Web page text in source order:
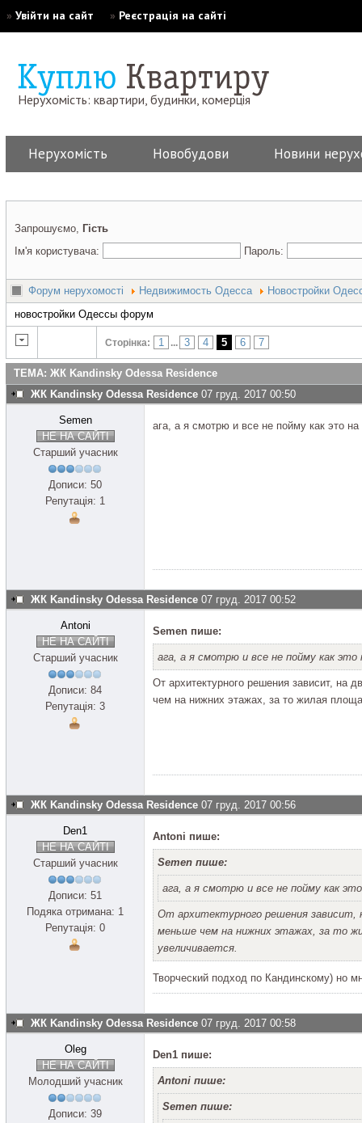
» Увійти на сайт » Реєстрація на сайті
Нерухомість: квартири, будинки, комерція
Нерухомість Новобудови Новини
Запрошуємо, Гість
Ім'я користувача:
Пароль:
Форум нерухомості Недвижимость Одесса
Новостройки
новостройки Одессы форум
Сторінка: 1 ... 3 4 5 6 7
ТЕМА: ЖК Kandinsky Odessa Residence
ЖК Kandinsky Odessa Residence 07 груд. 2017 00:50
Semen
НЕ НА САЙТІ
Старший учасник
Дописи: 50
Репутація: 1
ага, а я смотрю и все не пойму как это
ЖК Kandinsky Odessa Residence 07 груд. 2017 00:52
Antoni
НЕ НА САЙТІ
Старший учасник
Дописи: 84
Репутація: 3
Semen пише:
ага, а я смотрю и все не пойму как
От архитектурного решения зависит, на
чем на нижних этажах, за то жилая
ЖК Kandinsky Odessa Residence 07 груд. 2017 00:56
Den1
НЕ НА САЙТІ
Старший учасник
Дописи: 51
Подяка отримана: 1
Репутація: 0
Antoni пише:
Semen пише:
ага, а я смотрю и все не пойму как
От архитектурного решения
меньше чем на нижних этажах, за то
увеличивается.
Творческий подход по Кандинскому) но
ЖК Kandinsky Odessa Residence 07 груд. 2017 00:58
Oleg
НЕ НА САЙТІ
Молодший учасник
Дописи: 39
Den1 пише:
Antoni пише:
Semen пише: